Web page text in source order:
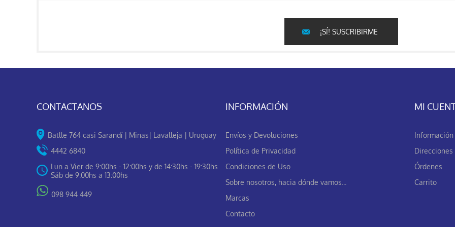
¡SÍ! SUSCRIBIRME
CONTACTANOS
Batlle 764 casi Sarandí | Minas| Lavalleja | Uruguay
4442 6840
Lun a Vier de 9:00hs - 12:00hs y de 14:30hs - 19:30hs
Sáb de 9:00hs a 13:00hs
098 944 449
INFORMACIÓN
Envíos y Devoluciones
Política de Privacidad
Condiciones de Uso
Sobre nosotros, hacia dónde vamos...
Marcas
Contacto
MI
Direcciones
Órdenes
Carrito